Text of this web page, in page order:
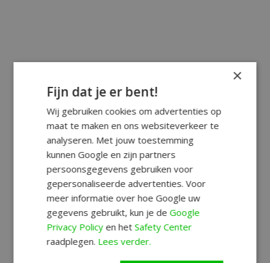
×
Fijn dat je er bent!
Wij gebruiken cookies om advertenties op
maat te maken en ons websiteverkeer te
analyseren. Met jouw toestemming
kunnen Google en zijn partners
persoonsgegevens gebruiken voor
gepersonaliseerde advertenties. Voor
meer informatie over hoe Google uw
gegevens gebruikt, kun je deGoogle
Privacy Policyen hetSafety Center
raadplegen. Lees verder.